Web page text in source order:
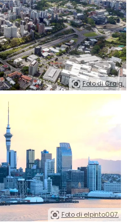
Foto di Craig.
Foto di elpinto007.